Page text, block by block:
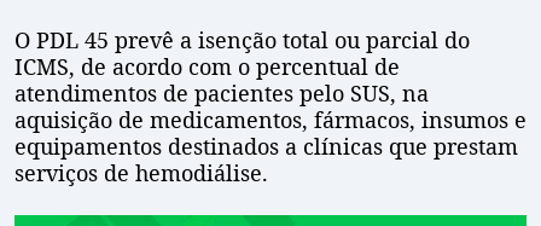
O PDL 45 prevê a isenção total ou parcial do
ICMS, de acordo com o percentual de
atendimentos de pacientes pelo SUS, na
aquisição de medicamentos, fármacos, insumos e
equipamentos destinados a clínicas que prestam
serviços de hemodiálise.